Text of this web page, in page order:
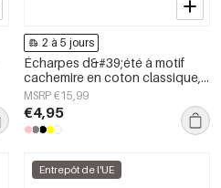
2 à 5 jours
Écharpes d&#39;été à motif
cachemire en coton classique,
accessoires du quotidien
MSRP €15,99
€4,95
Entrepôt de l'UE